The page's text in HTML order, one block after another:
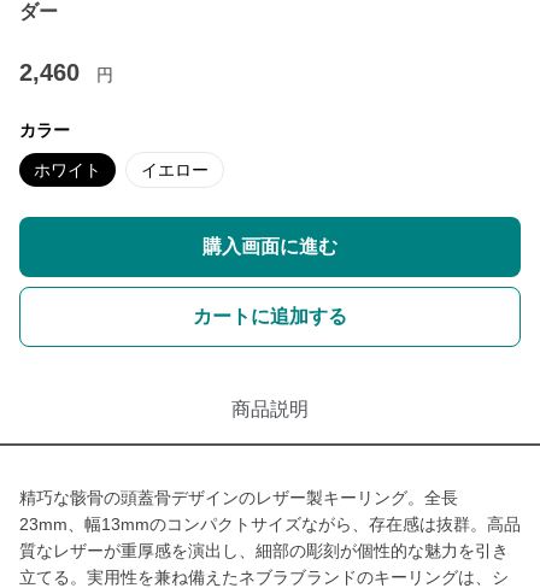
ダー
2,460 円
カラー
ホワイト イエロー
購入画面に進む
カートに追加する
商品説明
精巧な骸骨の頭蓋骨デザインのレザー製キーリング。全長
23mm、幅13mmのコンパクトサイズながら、存在感は抜群。高品
質なレザーが重厚感を演出し、細部の彫刻が個性的な魅力を引き
立てる。実用性を兼ね備えたネブラブランドのキーリングは、シ